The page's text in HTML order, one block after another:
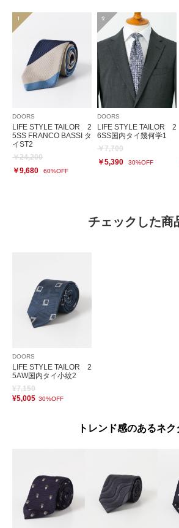
1
DOORS
LIFE STYLE TAILOR 2
5SS FRANCO BASSI タ
イST2
￥24,200
￥9,680
60%OFF
2
DOORS
LIFE STYLE TAILOR 2
6SS国内タイ幾何学1
￥7,700
￥5,390
30%OFF
チェックした商
DOORS
LIFE STYLE TAILOR 2
5AW国内タイ小紋2
¥7,150
¥5,005 30%OFF
トレンド感のあるネク